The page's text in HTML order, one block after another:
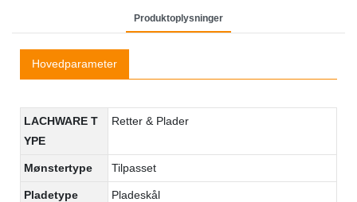
Produktoplysninger
Hovedparameter
LACHWARE T
YPE
Retter & Plader
Mønstertype Tilpasset
Pladetype Pladeskål